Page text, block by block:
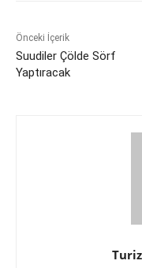
Önceki İçerik
Suudiler Çölde Sörf
Yaptıracak